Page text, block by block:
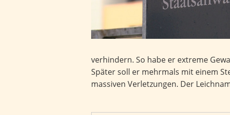
verhindern. So habe er extreme
Später soll er mehrmals mit einem
massiven Verletzungen. Der